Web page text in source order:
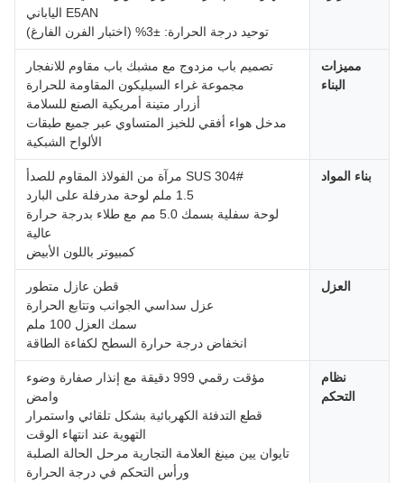
E5AN الياباني
توحيد درجة الحرارة: ±3% (اختبار الفرن الفارغ)
مميزات
البناء
تصميم باب مزدوج مع مشبك باب مقاوم للانفجار
مجموعة غراء السيليكون المقاومة للحرارة
أزرار متينة أمريكية الصنع للسلامة
مدخل هواء أفقي للخبز المتساوي عبر جميع طبقات
الألواح الشبكية
بناء المواد
SUS 304# مرآة من الفولاذ المقاوم للصدأ
1.5 ملم لوحة مدرفلة على البارد
لوحة سفلية بسمك 5.0 مم مع طلاء بدرجة حرارة
عالية
كمبيوتر باللون الأبيض
العزل
قطن عازل متطور
عزل سداسي الجوانب وتتابع الحرارة
سمك العزل 100 ملم
انخفاض درجة حرارة السطح لكفاءة الطاقة
نظام
التحكم
مؤقت رقمي 999 دقيقة مع إنذار صفارة وضوء
وامض
قطع التدفئة الكهربائية بشكل تلقائي واستمرار
التهوية عند انتهاء الوقت
تايوان يين مينغ العلامة التجارية مرحل الحالة الصلبة
ورأس التحكم في درجة الحرارة